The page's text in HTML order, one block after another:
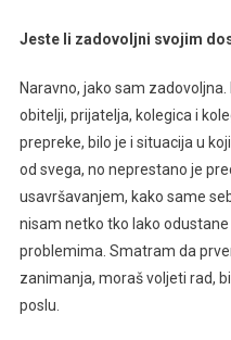
Jeste li zadovoljni svojim
Naravno, jako sam
obitelji, prijatelja, kolegica i
prepreke, bilo je i situacija u
od svega, no neprestano je
usavršavanjem, kako same
nisam netko tko lako
problemima. Smatram da
zanimanja, moraš voljeti rad,
poslu.